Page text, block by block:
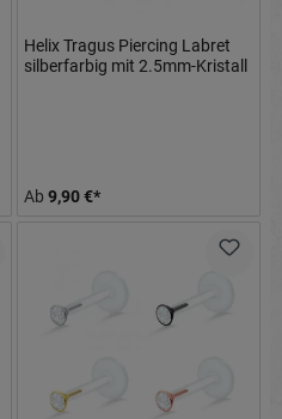
Helix Tragus Piercing Labret
silberfarbig mit 2.5mm-Kristall
Ab 9,90 €*